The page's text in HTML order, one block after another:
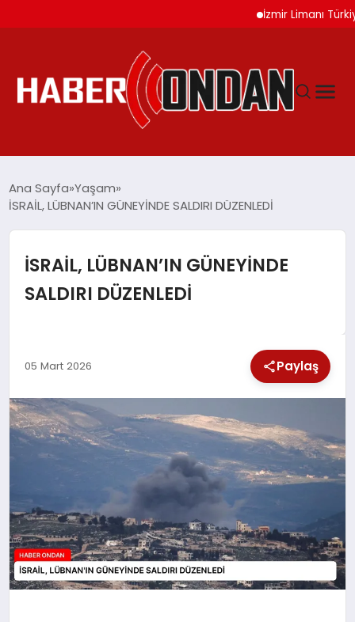
İzmir Limanı Türkiye
DÜNYA
SPOR
TEKNOLOJI
YAŞAM
Ana Sayfa Yaşam
İSRAİL, LÜBNAN’IN GÜNEYİNDE SALDIRI DÜZENLEDİ
İSRAİL, LÜBNAN’IN GÜNEYİNDE
SALDIRI DÜZENLEDİ
05 Mart 2026 Paylaş